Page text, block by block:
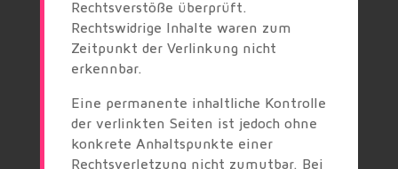
Rechtsverstöße überprüft.
Rechtswidrige Inhalte waren zum
Zeitpunkt der Verlinkung nicht
erkennbar.
Eine permanente inhaltliche Kontrolle
der verlinkten Seiten ist jedoch ohne
konkrete Anhaltspunkte einer
Rechtsverletzung nicht zumutbar. Bei